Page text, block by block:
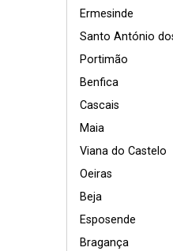
Ermesinde
Santo António
Portimão
Benfica
Cascais
Maia
Viana do Castelo
Oeiras
Beja
Esposende
Bragança